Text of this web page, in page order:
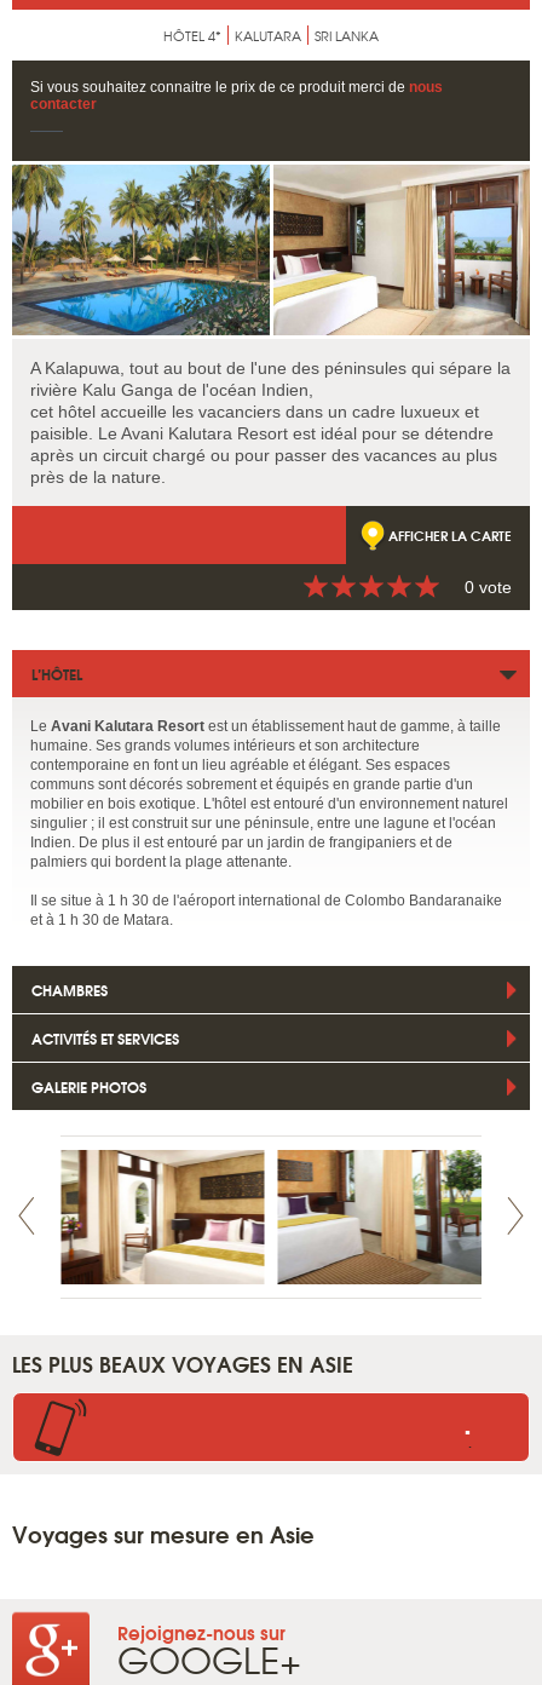
HÔTEL 4* KALUTARA SRI LANKA
Si vous souhaitez connaitre le prix de ce produit merci de nous
contacter
A Kalapuwa, tout au bout de l'une des péninsules qui sépare la
rivière Kalu Ganga de l'océan Indien,
cet hôtel accueille les vacanciers dans un cadre luxueux et
paisible. Le Avani Kalutara Resort est idéal pour se détendre
après un circuit chargé ou pour passer des vacances au plus
près de la nature.
AFFICHER LA CARTE
0 vote
L’HÔTEL
Le Avani Kalutara Resort est un établissement haut de gamme, à taille
humaine. Ses grands volumes intérieurs et son architecture
contemporaine en font un lieu agréable et élégant. Ses espaces
communs sont décorés sobrement et équipés en grande partie d'un
mobilier en bois exotique. L'hôtel est entouré d'un environnement naturel
singulier ; il est construit sur une péninsule, entre une lagune et l'océan
Indien. De plus il est entouré par un jardin de frangipaniers et de
palmiers qui bordent la plage attenante.
Il se situe à 1 h 30 de l'aéroport international de Colombo Bandaranaike
et à 1 h 30 de Matara.
CHAMBRES
ACTIVITÉS ET SERVICES
GALERIE PHOTOS
LES PLUS BEAUX VOYAGES EN ASIE
..
Voyages sur mesure en Asie
Rejoignez-nous sur
GOOGLE+